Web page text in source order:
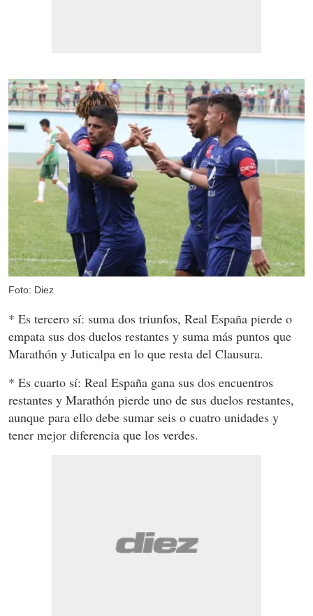
Foto: Diez
* Es tercero sí: suma dos triunfos, Real España pierde o
empata sus dos duelos restantes y suma más puntos que
Marathón y Juticalpa en lo que resta del Clausura.
* Es cuarto sí: Real España gana sus dos encuentros
restantes y Marathón pierde uno de sus duelos restantes,
aunque para ello debe sumar seis o cuatro unidades y
tener mejor diferencia que los verdes.